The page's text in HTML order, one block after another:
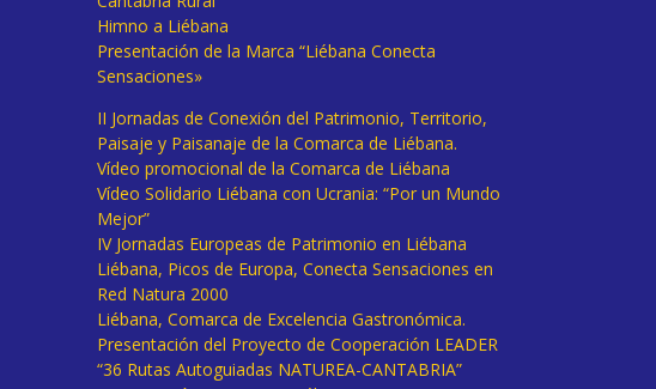
Himno a Liébana
Presentación de la Marca “Liébana Conecta
Sensaciones»
II Jornadas de Conexión del Patrimonio, Territorio,
Paisaje y Paisanaje de la Comarca de Liébana.
Vídeo promocional de la Comarca de Liébana
Vídeo Solidario Liébana con Ucrania: “Por un Mundo
Mejor”
IV Jornadas Europeas de Patrimonio en Liébana
Liébana, Picos de Europa, Conecta Sensaciones en
Red Natura 2000
Liébana, Comarca de Excelencia Gastronómica.
Presentación del Proyecto de Cooperación LEADER
“36 Rutas Autoguiadas NATUREA-CANTABRIA”